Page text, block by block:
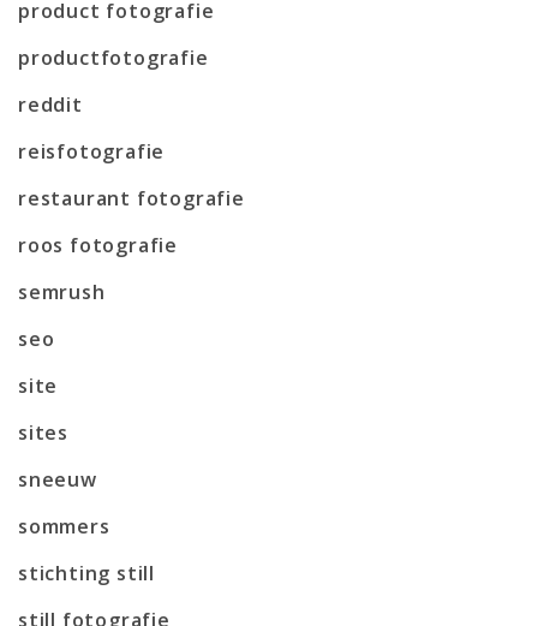
product fotografie
productfotografie
reddit
reisfotografie
restaurant fotografie
roos fotografie
semrush
seo
site
sites
sneeuw
sommers
stichting still
still fotografie